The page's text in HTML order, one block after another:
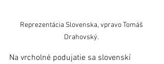
Reprezentácia Slovenska, vpravo Tomáš
Drahovský.
Na vrcholné podujatie sa slovenskí